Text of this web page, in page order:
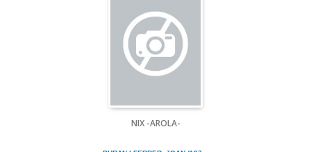
NIX -AROLA-